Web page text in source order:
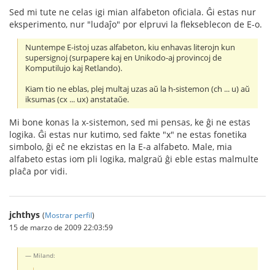
Sed mi tute ne celas igi mian alfabeton oficiala. Ĝi estas nur
eksperimento, nur "ludaĵo" por elpruvi la flekseblecon de E-o.
Nuntempe E-istoj uzas alfabeton, kiu enhavas literojn kun
supersignoj (surpapere kaj en Unikodo-aj provincoj de
Komputilujo kaj Retlando).
Kiam tio ne eblas, plej multaj uzas aŭ la h-sistemon (ch ... u) aŭ
iksumas (cx ... ux) anstataŭe.
Mi bone konas la x-sistemon, sed mi pensas, ke ĝi ne estas
logika. Ĝi estas nur kutimo, sed fakte "x" ne estas fonetika
simbolo, ĝi eĉ ne ekzistas en la E-a alfabeto. Male, mia
alfabeto estas iom pli logika, malgraŭ ĝi eble estas malmulte
plaĉa por vidi.
jchthys (Mostrar perfil)
15 de marzo de 2009 22:03:59
Miland: